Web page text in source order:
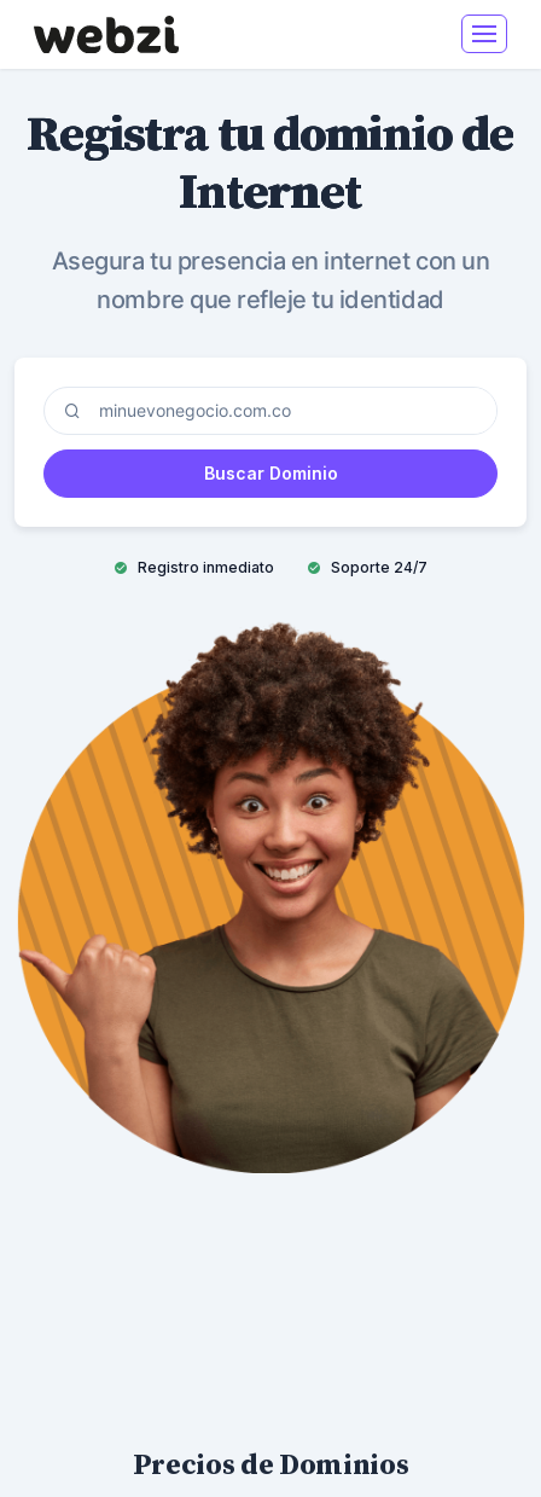
Registra tu dominio de
Internet
Asegura tu presencia en internet con un
nombre que refleje tu identidad
Buscar Dominio
Registro inmediato Soporte 24/7
Precios de Dominios